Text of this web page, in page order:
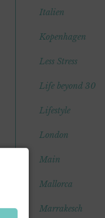
Italien
Kopenhagen
Less Stress
Life beyond 30
Lifestyle
London
Main
Mallorca
Marrakesch